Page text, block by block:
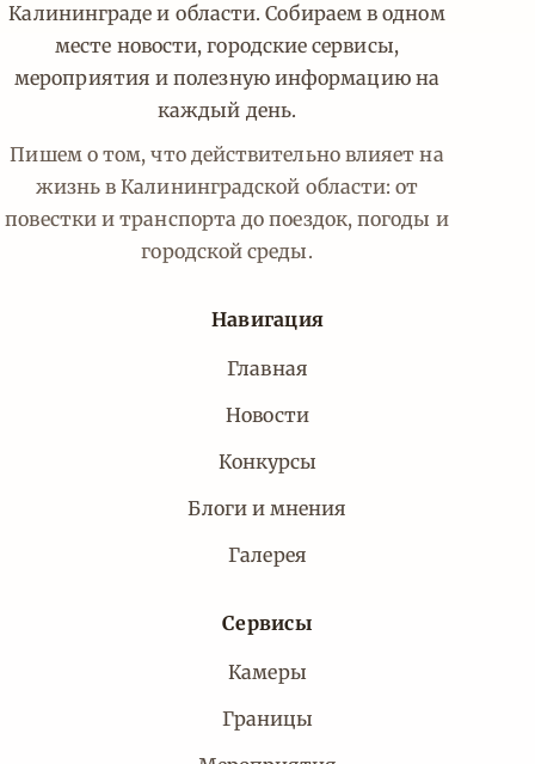
Калининграде и области. Собираем в одном
месте новости, городские сервисы,
мероприятия и полезную информацию на
каждый день.
Пишем о том, что действительно влияет на
жизнь в Калининградской области: от
повестки и транспорта до поездок, погоды и
городской среды.
Навигация
Главная
Новости
Конкурсы
Блоги и мнения
Галерея
Сервисы
Камеры
Границы